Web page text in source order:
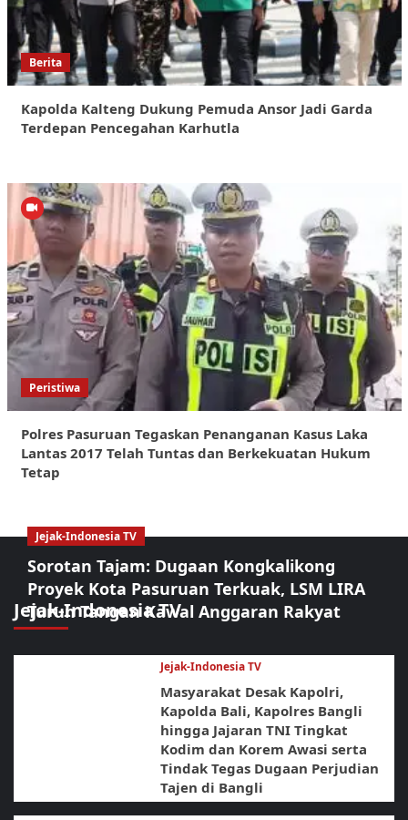
Berita
Kapolda Kalteng Dukung Pemuda Ansor Jadi Garda
Terdepan Pencegahan Karhutla
Peristiwa
Polres Pasuruan Tegaskan Penanganan Kasus Laka
Lantas 2017 Telah Tuntas dan Berkekuatan Hukum
Tetap
Jejak-Indonesia TV
Jejak-Indonesia TV
Sorotan Tajam: Dugaan Kongkalikong
Proyek Kota Pasuruan Terkuak, LSM LIRA
Turun Tangan Kawal Anggaran Rakyat
Jejak-Indonesia TV
Masyarakat Desak Kapolri,
Kapolda Bali, Kapolres Bangli
hingga Jajaran TNI Tingkat
Kodim dan Korem Awasi serta
Tindak Tegas Dugaan Perjudian
Tajen di Bangli